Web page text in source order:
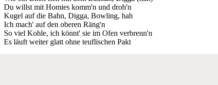
Du willst mit Homies komm'n und droh'n
Kugel auf die Bahn, Digga, Bowling, hah
Ich mach' auf den oberen Räng'n
So viel Kohle, ich könnt' sie im Ofen verbrenn'n
Es läuft weiter glatt ohne teuflischen Pakt